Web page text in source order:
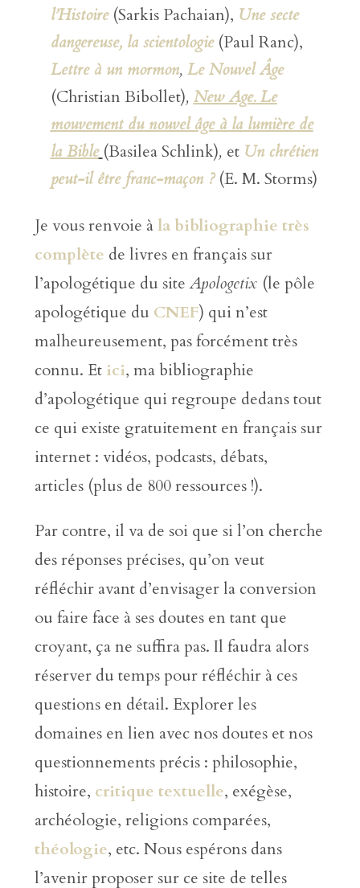
l’Histoire(Sarkis Pachaian), Une secte
dangereuse, la scientologie(Paul Ranc),
Lettre à un mormon, Le Nouvel Âge
(Christian Bibollet), New Age. Le
mouvement du nouvel âge à la lumière de
la Bible (Basilea Schlink), et Un chrétien
peut-il être franc-maçon ?(E. M. Storms)
Je vous renvoie àla bibliographie très
complète de livres en français sur
l’apologétique du site Apologetix (le pôle
apologétique du CNEF) qui n’est
malheureusement, pas forcément très
connu. Et ici, ma bibliographie
d’apologétique qui regroupe dedans tout
ce qui existe gratuitement en français sur
internet : vidéos, podcasts, débats,
articles (plus de 800 ressources !).
Par contre, il va de soi que si l’on cherche
des réponses précises, qu’on veut
réfléchir avant d’envisager la conversion
ou faire face à ses doutes en tant que
croyant, ça ne suffira pas. Il faudra alors
réserver du temps pour réfléchir à ces
questions en détail. Explorer les
domaines en lien avec nos doutes et nos
questionnements précis : philosophie,
histoire, critique textuelle, exégèse,
archéologie, religions comparées,
théologie, etc. Nous espérons dans
l’avenir proposer sur ce site de telles